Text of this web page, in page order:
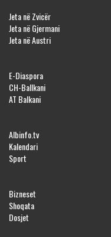
Jeta në Zvicër
Jeta në Gjermani
Jeta në Austri
E-Diaspora
CH-Ballkani
AT Balkani
Albinfo.tv
Kalendari
Sport
Bizneset
Shoqata
Dosjet